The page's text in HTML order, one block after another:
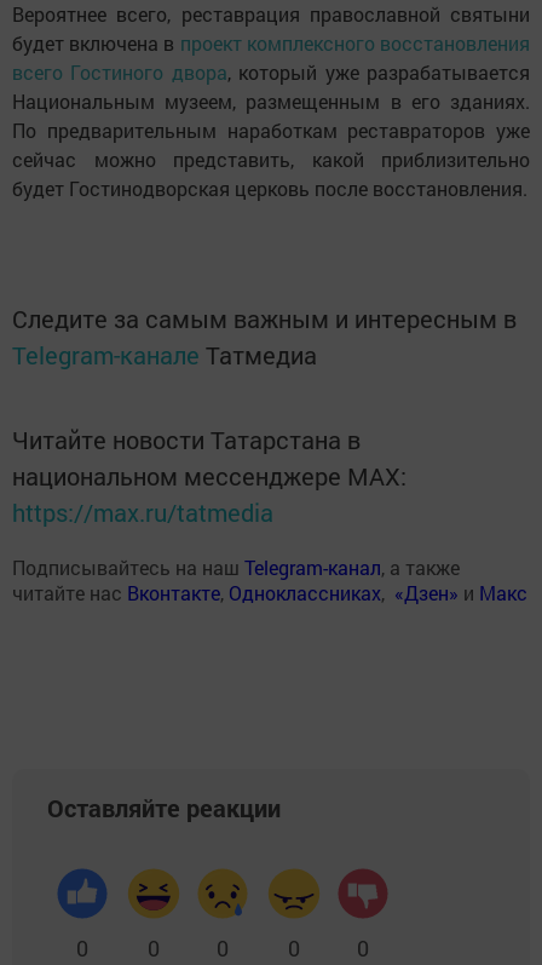
Вероятнее всего, реставрация православной святыни
будет включена в проект комплексного восстановления
всего Гостиного двора, который уже разрабатывается
Национальным музеем, размещенным в его зданиях.
По предварительным наработкам реставраторов уже
сейчас можно представить, какой приблизительно
будет Гостинодворская церковь после восстановления.
Следите за самым важным и интересным в
Telegram-канале Татмедиа
Читайте новости Татарстана в
национальном мессенджере MАХ:
https://max.ru/tatmedia
Подписывайтесь на наш Telegram-канал, а также
читайте нас Вконтакте, Одноклассниках, «Дзен» и Макс
Оставляйте реакции
0 0 0 0 0